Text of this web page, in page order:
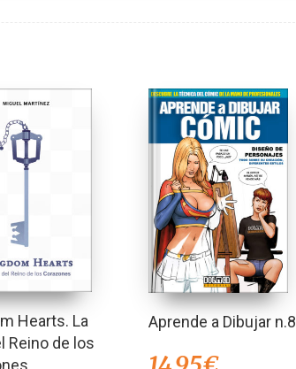
Hearts. La
Reino de los
Aprende a Dibujar n.8